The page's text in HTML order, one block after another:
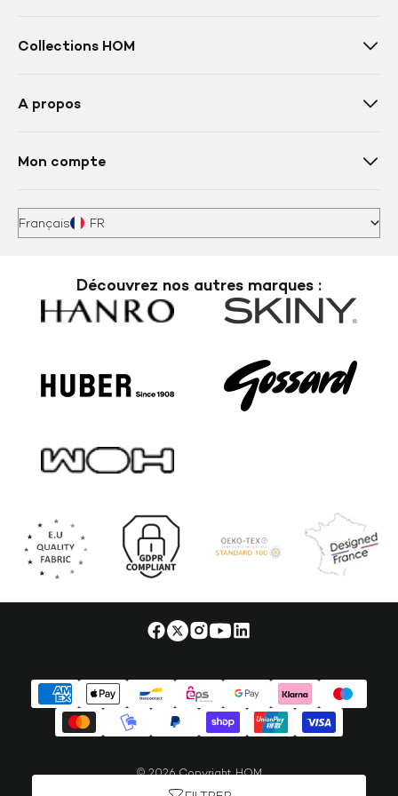
se décline en une multitude coloris. Facile à porter et à
Collections HOM
A propos
Mon compte
Français FR
Découvrez nos autres marques :
© 2026 Copyright HOM